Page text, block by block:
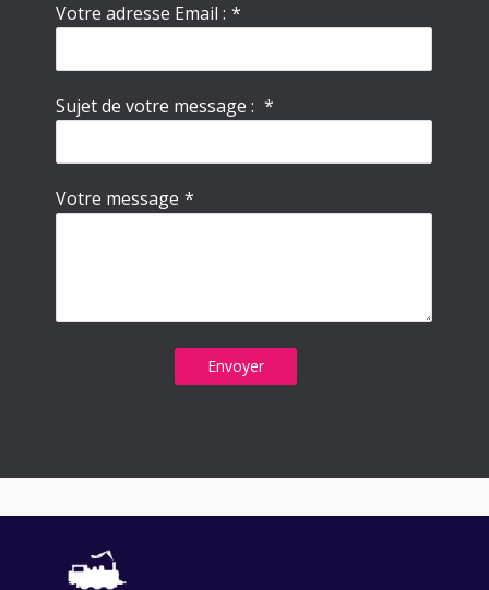
Votre adresse Email : *
Sujet de votre message : *
Votre message *
Envoyer